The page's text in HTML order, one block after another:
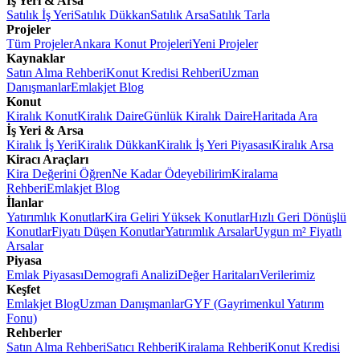
Satılık İş YeriSatılık DükkanSatılık ArsaSatılık Tarla
Projeler
Tüm ProjelerAnkara Konut ProjeleriYeni Projeler
Kaynaklar
Satın Alma RehberiKonut Kredisi RehberiUzman
DanışmanlarEmlakjet Blog
Konut
Kiralık KonutKiralık DaireGünlük Kiralık DaireHaritada Ara
İş Yeri & Arsa
Kiralık İş YeriKiralık DükkanKiralık İş Yeri PiyasasıKiralık Arsa
Kiracı Araçları
Kira Değerini ÖğrenNe Kadar ÖdeyebilirimKiralama
RehberiEmlakjet Blog
İlanlar
Yatırımlık KonutlarKira Geliri Yüksek KonutlarHızlı Geri Dönüşlü
KonutlarFiyatı Düşen KonutlarYatırımlık ArsalarUygun m² Fiyatlı
Arsalar
Piyasa
Emlak PiyasasıDemografi AnaliziDeğer HaritalarıVerilerimiz
Keşfet
Emlakjet BlogUzman DanışmanlarGYF (Gayrimenkul Yatırım
Fonu)
Rehberler
Satın Alma RehberiSatıcı RehberiKiralama RehberiKonut Kredisi